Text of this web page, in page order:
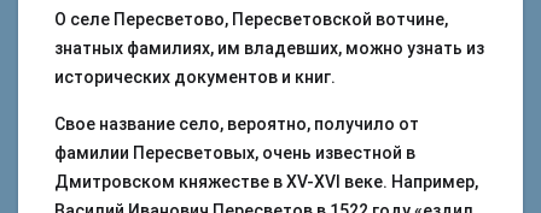
О селе Пересветово, Пересветовской вотчине,
знатных фамилиях, им владевших, можно узнать из
исторических документов и книг.
Свое название село, вероятно, получило от
фамилии Пересветовых, очень известной в
Дмитровском княжестве в XV-XVI веке. Например,